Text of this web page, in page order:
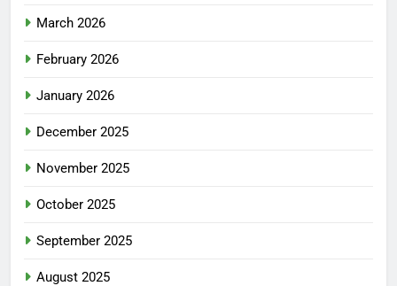
March 2026
February 2026
January 2026
December 2025
November 2025
October 2025
September 2025
August 2025